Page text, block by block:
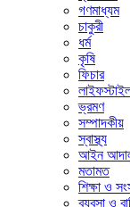
গণমাধ্যম
চাকুরী
ধর্ম
কৃষি
ফিচার
ভ্রমণ
সম্পাদকীয়
স্বাস্থ্য
আইন
মতামত
শিক্ষা ও
ব্যবসা ও